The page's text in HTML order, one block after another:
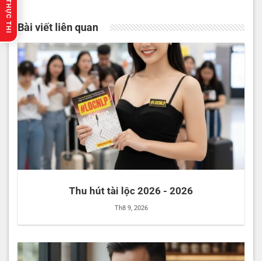
Bài viết liên quan
Thu hút tài lộc 2026 - 2026
Th8 9, 2026